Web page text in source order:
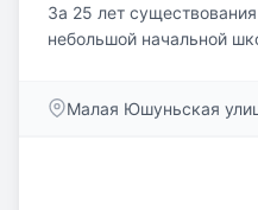
За 25 лет
небольшой начальной
задавать вопросы,
видеть перспективы
высказывать
Малая Юшуньская